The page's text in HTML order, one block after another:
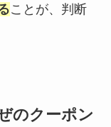
ことが、判断
のクーポン